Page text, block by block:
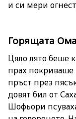
и си мери
Горящата
Цяло лято беше
прах
пръст през
довят бил от
Шофьори